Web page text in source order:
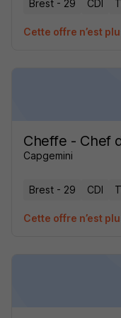
Brest - 29 CDI
Cette offre n’est
Cheffe - Chef
Capgemini
Brest - 29 CDI
Cette offre n’est